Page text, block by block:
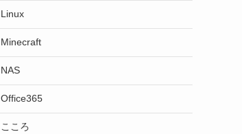
Linux
Minecraft
NAS
Office365
こころ